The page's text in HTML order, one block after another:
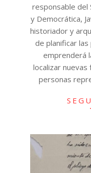
responsable del
y Democrática,
historiador y
de planificar
emprenderá
localizar
personas